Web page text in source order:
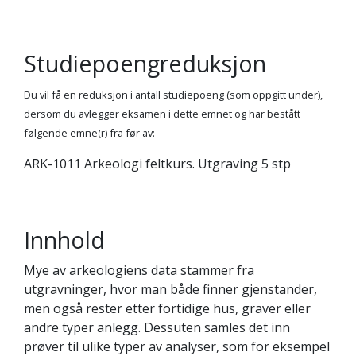
Studiepoengreduksjon
Du vil få en reduksjon i antall studiepoeng (som oppgitt under),
dersom du avlegger eksamen i dette emnet og har bestått
følgende emne(r) fra før av:
ARK-1011 Arkeologi feltkurs. Utgraving 5 stp
Innhold
Mye av arkeologiens data stammer fra
utgravninger, hvor man både finner gjenstander,
men også rester etter fortidige hus, graver eller
andre typer anlegg. Dessuten samles det inn
prøver til ulike typer av analyser, som for eksempel